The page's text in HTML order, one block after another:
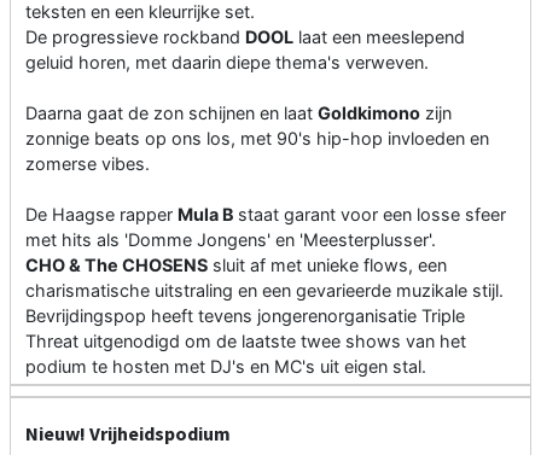
teksten en een kleurrijke set.
De progressieve rockband DOOL laat een meeslepend
geluid horen, met daarin diepe thema's verweven.
Daarna gaat de zon schijnen en laat Goldkimono zijn
zonnige beats op ons los, met 90's hip-hop invloeden en
zomerse vibes.
De Haagse rapper Mula B staat garant voor een losse sfeer
met hits als 'Domme Jongens' en 'Meesterplusser'.
CHO & The CHOSENS sluit af met unieke flows, een
charismatische uitstraling en een gevarieerde muzikale stijl.
Bevrijdingspop heeft tevens jongerenorganisatie Triple
Threat uitgenodigd om de laatste twee shows van het
podium te hosten met DJ's en MC's uit eigen stal.
Nieuw! Vrijheidspodium